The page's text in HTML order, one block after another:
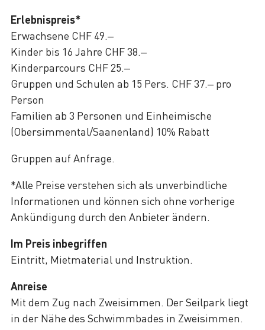
Erlebnispreis*
Erwachsene CHF 49.–
Kinder bis 16 Jahre CHF 38.–
Kinderparcours CHF 25.–
Gruppen und Schulen ab 15 Pers. CHF 37.– pro
Person
Familien ab 3 Personen und Einheimische
(Obersimmental/Saanenland) 10% Rabatt
Gruppen auf Anfrage.
*Alle Preise verstehen sich als unverbindliche
Informationen und können sich ohne vorherige
Ankündigung durch den Anbieter ändern.
Im Preis inbegriffen
Eintritt, Mietmaterial und Instruktion.
Anreise
Mit dem Zug nach Zweisimmen. Der Seilpark liegt
in der Nähe des Schwimmbades in Zweisimmen.